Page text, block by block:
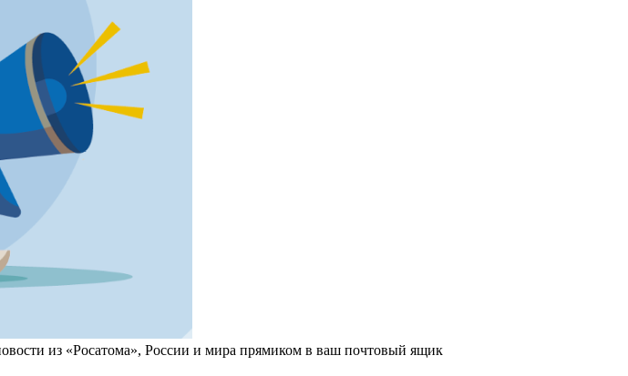
из «Росатома», России и мира прямиком в ваш почтовый ящик